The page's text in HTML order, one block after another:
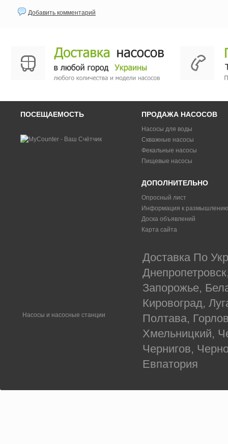
Добавить комментарий
ПОСЕЩАЕМОСТЬ ПРОДАЖА НАСОСОВ
Насосы для воды
Скважные насосы
Фекальные насосы
Пищевые насосы
ДОПОЛНИТЕЛЬНО
Опросный лист
Информация к размышлению
Доска объявлений
Карта сайта
Насосы и насосные станции
Доставка По
Запорожье,
Кировоград,
Полтава,
Хмельницкий,
Чернигов,
Евпатория